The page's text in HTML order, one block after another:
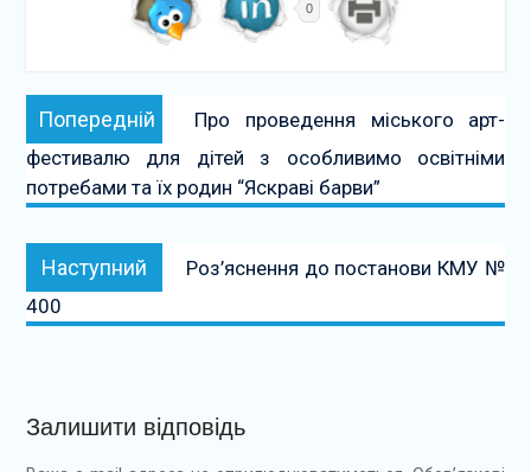
0
Навігація
записів
Попередній Попередній:
Про проведення міського арт-
фестивалю для дітей з особливимо освітніми
потребами та їх родин “Яскраві барви”
Наступний Наступний:
Роз’яснення до постанови КМУ №
400
Залишити відповідь